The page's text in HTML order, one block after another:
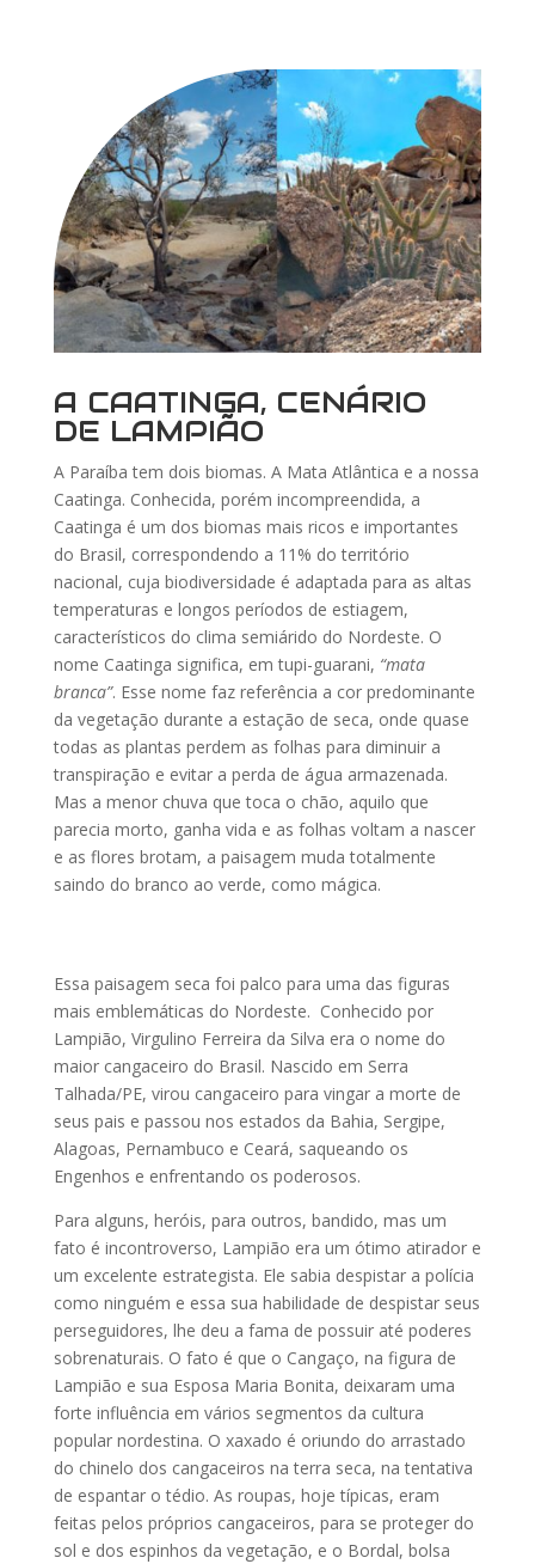
A CAATINGA, CENÁRIO
DE LAMPIÃO
A Paraíba tem dois biomas. A Mata Atlântica e a nossa
Caatinga. Conhecida, porém incompreendida, a
Caatinga é um dos biomas mais ricos e importantes
do Brasil, correspondendo a 11% do território
nacional, cuja biodiversidade é adaptada para as altas
temperaturas e longos períodos de estiagem,
característicos do clima semiárido do Nordeste. O
nome Caatinga significa, em tupi-guarani, “mata
branca”. Esse nome faz referência a cor predominante
da vegetação durante a estação de seca, onde quase
todas as plantas perdem as folhas para diminuir a
transpiração e evitar a perda de água armazenada.
Mas a menor chuva que toca o chão, aquilo que
parecia morto, ganha vida e as folhas voltam a nascer
e as flores brotam, a paisagem muda totalmente
saindo do branco ao verde, como mágica.
Essa paisagem seca foi palco para uma das figuras
mais emblemáticas do Nordeste. Conhecido por
Lampião, Virgulino Ferreira da Silva era o nome do
maior cangaceiro do Brasil. Nascido em Serra
Talhada/PE, virou cangaceiro para vingar a morte de
seus pais e passou nos estados da Bahia, Sergipe,
Alagoas, Pernambuco e Ceará, saqueando os
Engenhos e enfrentando os poderosos.
Para alguns, heróis, para outros, bandido, mas um
fato é incontroverso, Lampião era um ótimo atirador e
um excelente estrategista. Ele sabia despistar a polícia
como ninguém e essa sua habilidade de despistar seus
perseguidores, lhe deu a fama de possuir até poderes
sobrenaturais. O fato é que o Cangaço, na figura de
Lampião e sua Esposa Maria Bonita, deixaram uma
forte influência em vários segmentos da cultura
popular nordestina. O xaxado é oriundo do arrastado
do chinelo dos cangaceiros na terra seca, na tentativa
de espantar o tédio. As roupas, hoje típicas, eram
feitas pelos próprios cangaceiros, para se proteger do
sol e dos espinhos da vegetação, e o Bordal, bolsa